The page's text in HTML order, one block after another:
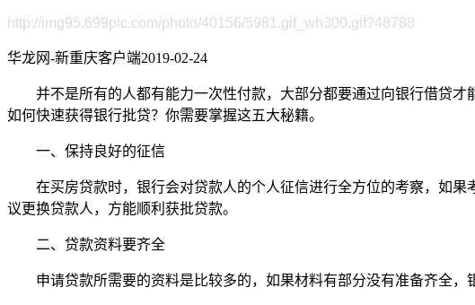
http://img95.699pic.com/photo/40156/5981.gif_wh300.gif?48788
华龙网-新重庆客户端2019-02-24
并不是所有的人都有能力一次性付款，大部分都要通过向银行借贷
如何快速获得银行批贷？你需要掌握这五大秘籍。
一、保持良好的征信
在买房贷款时，银行会对贷款人的个人征信进行全方位的考察，如
议更换贷款人，方能顺利获批贷款。
二、贷款资料要齐全
申请贷款所需要的资料是比较多的，如果材料有部分没有准备齐全